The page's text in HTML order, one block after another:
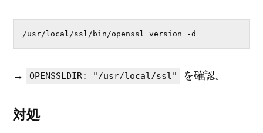
/usr/local/ssl/bin/openssl version -d
→ OPENSSLDIR: "/usr/local/ssl" を確認。
対処